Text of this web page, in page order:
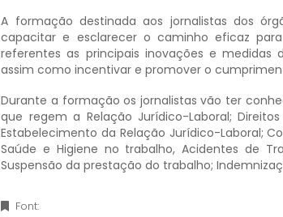
A formação destinada aos jornalistas dos
capacitar e esclarecer o caminho eficaz
referentes as principais inovações e medidas
assim como incentivar e promover o
Durante a formação os jornalistas vão ter
que regem a Relação Jurídico-Laboral;
Estabelecimento da Relação Jurídico-Laboral;
Saúde e Higiene no trabalho, Acidentes de
Suspensão da prestação do trabalho;
Font: